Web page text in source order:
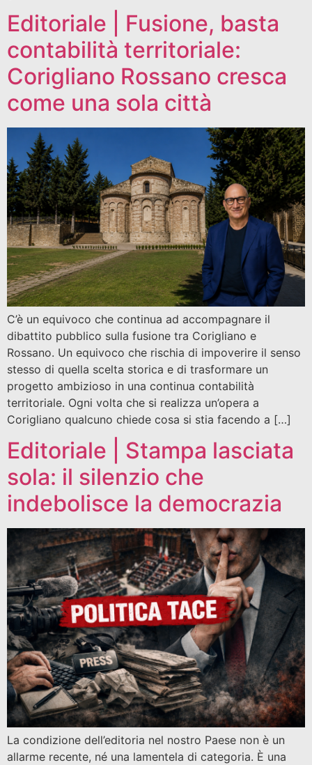
Editoriale | Fusione, basta
contabilità territoriale:
Corigliano Rossano cresca
come una sola città
C’è un equivoco che continua ad accompagnare il
dibattito pubblico sulla fusione tra Corigliano e
Rossano. Un equivoco che rischia di impoverire il senso
stesso di quella scelta storica e di trasformare un
progetto ambizioso in una continua contabilità
territoriale. Ogni volta che si realizza un’opera a
Corigliano qualcuno chiede cosa si stia facendo a […]
Editoriale | Stampa lasciata
sola: il silenzio che
indebolisce la democrazia
La condizione dell’editoria nel nostro Paese non è un
allarme recente, né una lamentela di categoria. È una